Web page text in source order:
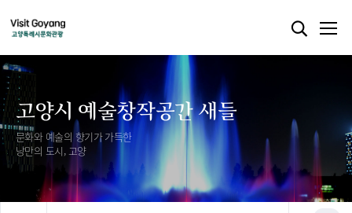
고양시 예술창작공간 새들
문화와 예술의 향기가 가득한
낭만의 도시, 고양